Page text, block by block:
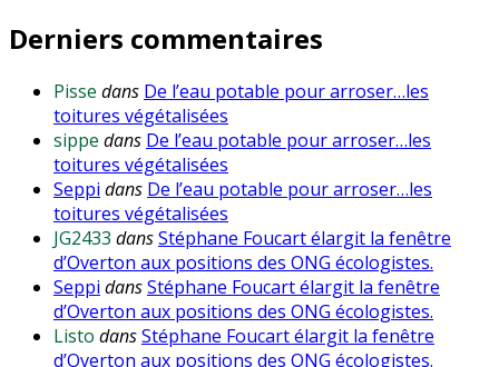
Derniers commentaires
Pisse dans De l’eau potable pour arroser…les
toitures végétalisées
sippe dans De l’eau potable pour arroser…les
toitures végétalisées
Seppi dans De l’eau potable pour arroser…les
toitures végétalisées
JG2433 dansStéphane Foucart élargit la fenêtre
d’Overton aux positions des ONG écologistes.
Seppi dansStéphane Foucart élargit la fenêtre
d’Overton aux positions des ONG écologistes.
Listo dansStéphane Foucart élargit la fenêtre
d’Overton aux positions des ONG écologistes.